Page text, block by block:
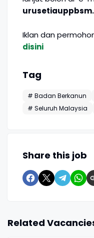
Iklan dan
disini
Tag
# Badan Berkanun
# Seluruh Malaysia
Share this job
Related